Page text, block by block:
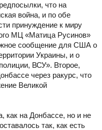
что на
война, и по обе
принуждение к миру
МЦ «Матица Русинов»
сообщение для США о
Украины, и о
ВСУ». Второе,
через ракурс, что
Великой
как на Донбассе, но и не
так, как есть